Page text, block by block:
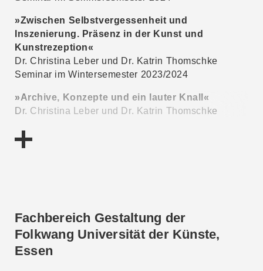
»Zwischen Selbstvergessenheit und
Inszenierung. Präsenz in der Kunst und
Kunstrezeption«
Dr. Christina Leber und Dr. Katrin Thomschke
Seminar im Wintersemester 2023/2024
»Archive, Konzepte und ein lauter Knall«
Dr. Christina Leber und Dr. Katrin Thomschke
»Konzept Kooperation. Zusammenwirken in der
»Einfach mal geknipst. Das Fotografische«
Dr. Christina Leber
Seminar im Wintersemester 2019/2020
Fachbereich Gestaltung der
Folkwang Universität der Künste,
Essen